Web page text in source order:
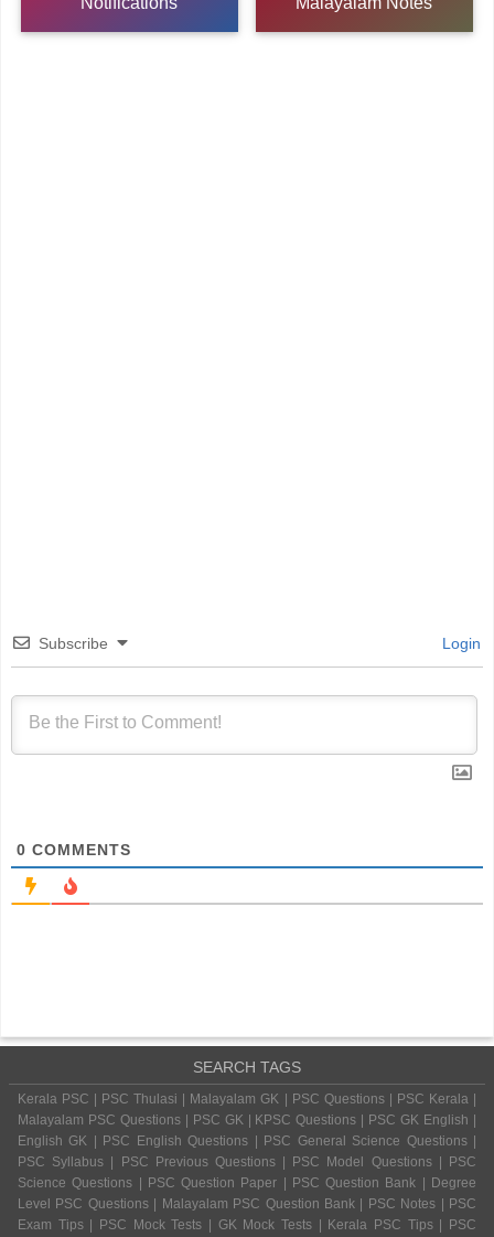
Subscribe Login
0 COMMENTS
SEARCH TAGS
Kerala PSC | PSC Thulasi | Malayalam GK | PSC Questions | PSC Kerala |
Malayalam PSC Questions | PSC GK | KPSC Questions | PSC GK English |
English GK | PSC English Questions | PSC General Science Questions |
PSC Syllabus | PSC Previous Questions | PSC Model Questions | PSC
Science Questions | PSC Question Paper | PSC Question Bank | Degree
Level PSC Questions | Malayalam PSC Question Bank | PSC Notes | PSC
Exam Tips | PSC Mock Tests | GK Mock Tests | Kerala PSC Tips | PSC